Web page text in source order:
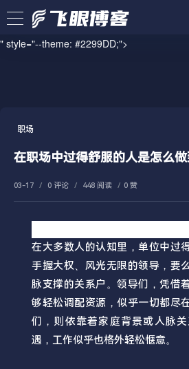
/www/wwwroot/blog.firsource.cn/usr/
73
" style="--theme: #2299DD;">
职场
在职场中过得舒服的人是怎么做
03-17 / 0 评论 / 448 阅读 / 0 赞
在大多数人的认知里，单位中过
手握大权、风光无限的领导，要
脉支撑的关系户。领导们，凭借
够轻松调配资源，似乎一切都尽
们，则依靠着家庭背景或人脉
遇，工作似乎也格外轻松惬意。